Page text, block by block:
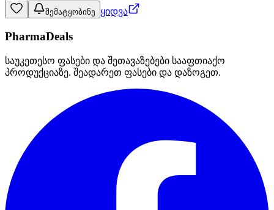
შემატყობინე ყიდვა
PharmaDeals
საუკეთესო ფასები და შეთავაზებები სააფთიაქო
პროდუქციაზე. შეადარეთ ფასები და დაზოგეთ.